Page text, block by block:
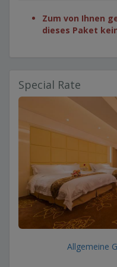
Zum von Ihnen
dieses Paket
Special Rate
Allgemeine